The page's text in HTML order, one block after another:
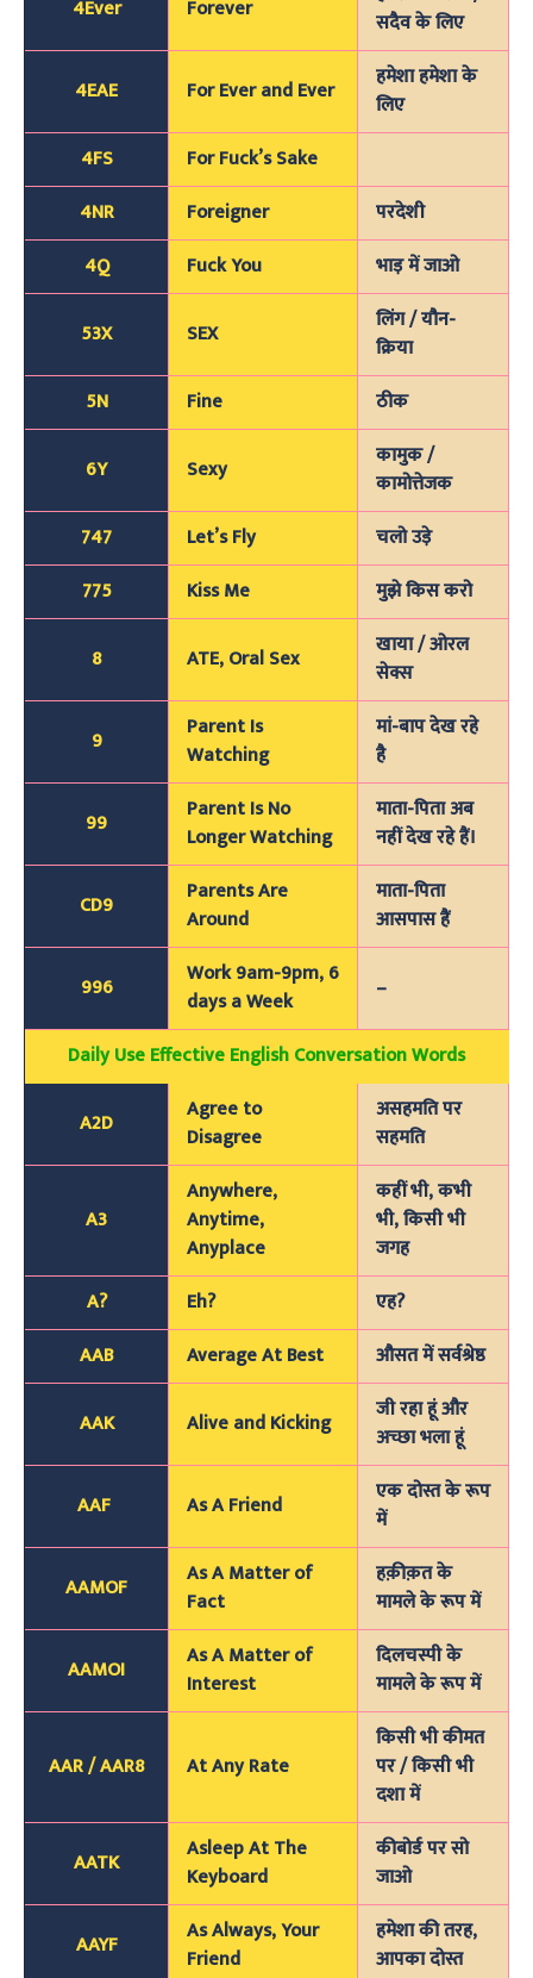
4Ever Forever
सदैव के लिए
4EAE For Ever and Ever
हमेशा हमेशा के
लिए
4FS
For Fuck’s Sake
4NR
Foreigner
परदेशी
4Q
Fuck You भाड़ में जाओ
53X SEX
लिंग / यौन-
क्रिया
5N
Fine ठीक
6Y Sexy
कामुक /
कामोत्तेजक
747
Let’s Fly
चलो उड़े
775
Kiss Me मुझे किस करो
8 ATE, Oral Sex
खाया / ओरल
सेक्स
9
Parent Is
Watching
मां-बाप देख रहे
है
99
Parent Is No
Longer Watching
माता-पिता अब
नहीं देख रहे हैं।
CD9
Parents Are
Around
माता-पिता
आसपास हैं
996
Work 9am-9pm, 6
days a Week
–
Daily Use Effective English Conversation Words
A2D
Agree to
Disagree
असहमति पर
सहमति
A3
Anywhere,
Anytime,
Anyplace
कहीं भी, कभी
भी, किसी भी
जगह
A?
Eh?
एह?
AAB
Average At Best औसत में सर्वश्रेष्ठ
AAK Alive and Kicking
जी रहा हूं और
अच्छा भला हूं
AAF As A Friend
एक दोस्त के रूप
में
AAMOF
As A Matter of
Fact
हक़ीक़त के
मामले के रूप में
AAMOI
As A Matter of
Interest
दिलचस्पी के
मामले के रूप में
AAR / AAR8 At Any Rate
किसी भी कीमत
पर / किसी भी
दशा में
AATK
Asleep At The
Keyboard
कीबोर्ड पर सो
जाओ
AAYF
As Always, Your
Friend
हमेशा की तरह,
आपका दोस्त